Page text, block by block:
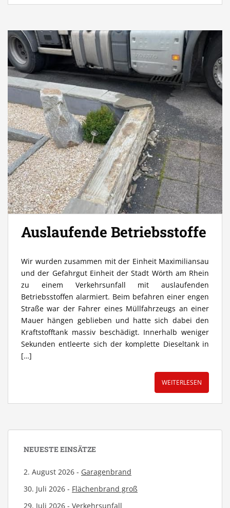
Auslaufende Betriebsstoffe
Wir wurden zusammen mit der Einheit Maximiliansau
und der Gefahrgut Einheit der Stadt Wörth am Rhein
zu einem Verkehrsunfall mit auslaufenden
Betriebsstoffen alarmiert. Beim befahren einer engen
Straße war der Fahrer eines Müllfahrzeugs an einer
Mauer hängen geblieben und hatte sich dabei den
Kraftstofftank massiv beschädigt. Innerhalb weniger
Sekunden entleerte sich der komplette Dieseltank in
[…]
WEITERLESEN
NEUESTE EINSÄTZE
2. August 2026 - Garagenbrand
30. Juli 2026 - Flächenbrand groß
29. Juli 2026 - Verkehrsunfall